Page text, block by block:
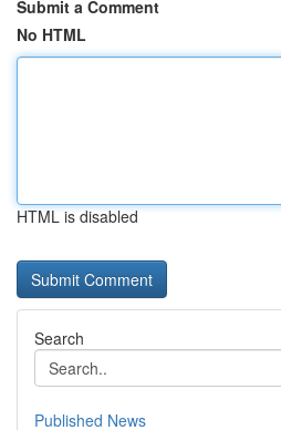
Submit a Comment
No HTML
HTML is disabled
Search
Published News